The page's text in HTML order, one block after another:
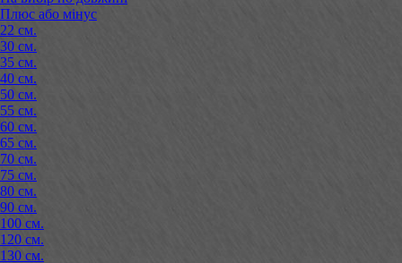
Плюс або мінус
22 см.
30 см.
35 см.
40 см.
50 см.
55 см.
60 см.
65 см.
70 см.
75 см.
80 см.
90 см.
100 см.
120 см.
130 см.